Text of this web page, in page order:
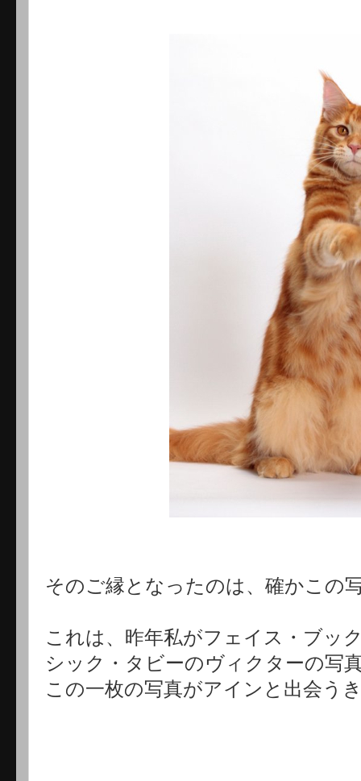
そのご縁となったのは、確かこの
これは、昨年私がフェイス・ブッ
シック・タビーのヴィクターの写
この一枚の写真がアインと出会う